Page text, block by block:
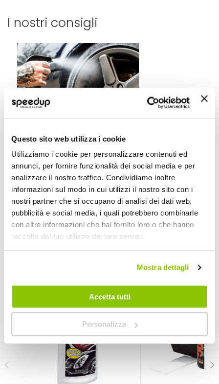
Questo sito web utilizza i cookie
Utilizziamo i cookie per personalizzare contenuti ed
annunci, per fornire funzionalità dei social media e per
analizzare il nostro traffico. Condividiamo inoltre
informazioni sul modo in cui utilizzi il nostro sito con i
nostri partner che si occupano di analisi dei dati web,
pubblicità e social media, i quali potrebbero combinarle
con altre informazioni che hai fornito loro o che hanno
raccolto dal tuo utilizzo dei loro servizi.
Mostra dettagli
Accetta tutti
Personalizza
I nostri consigli
montagna
la nostra auto risulta essere sporca di
ghiaccio, neve e sale. Uno dei
principali problemi per la carrozzeria
della nostra auto è il sale sparso
lunghe le strade che si deposita sulla
carrozzeria della nostra vettura con
rischi di effetti corrosivi su parafanghi,
ruote e sul pianale.
Leggi di piu' »